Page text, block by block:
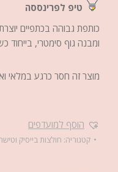
טיפ לפרינססה
כותפת גבוהה בכתפיים
ומבנה גוף סימטרי, בייחוד
מוצר זה חסר כרגע במלאי
הוסף למועדפים
קטגוריה: חולצות בייסיק